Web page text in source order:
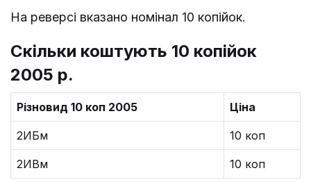
На реверсі вказано номінал 10 копійок.
Скільки коштують 10 копійок
2005 р.
Різновид 10 коп 2005 Ціна
2ИБм 10 коп
2ИВм 10 коп